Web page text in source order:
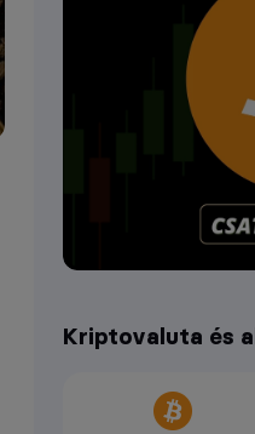
Kriptovaluta és